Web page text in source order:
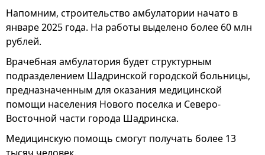
Напомним, строительство амбулатории начато в
январе 2025 года. На работы выделено более 60 млн
рублей.
Врачебная амбулатория будет структурным
подразделением Шадринской городской больницы,
предназначенным для оказания медицинской
помощи населения Нового поселка и Северо-
Восточной части города Шадринска.
Медицинскую помощь смогут получать более 13